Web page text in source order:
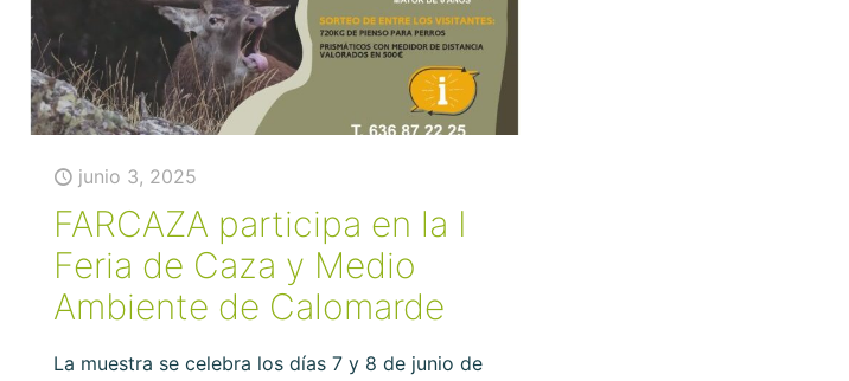
junio 3, 2025
FARCAZA participa en la I
Feria de Caza y Medio
Ambiente de Calomarde
La muestra se celebra los días 7 y 8 de junio de